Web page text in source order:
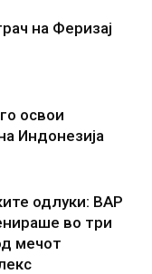
на Феризај
освои
Индонезија
одлуки: ВАР
во три
мечот